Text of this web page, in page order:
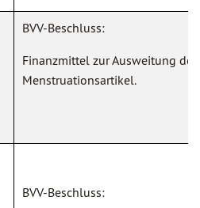
BVV-Beschluss:
Finanzmittel zur Ausweitung
Menstruationsartikel.
BVV-Beschluss: